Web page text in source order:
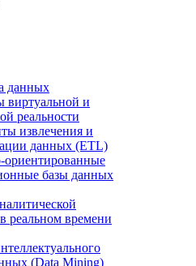
данных
виртуальной и
реальности
извлечения и
данных (ETL)
ориентированные
базы данных
реальном времени
(Data Mining)